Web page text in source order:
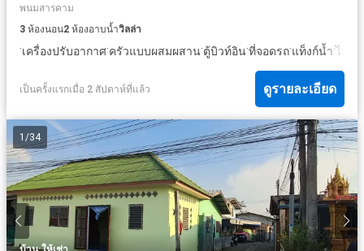
พนมสารคาม
3 ห้องนอน2 ห้องอาบน้ำวิลล่า
·เครื่องปรับอากาศ·ครัวแบบผสมผสาน·ตู้บิวท์อิน·ที่จอดรถ·แท็งก์น้ำ·ไฟฟ้า
เป็นครั้งแรกเมื่อ 2 สัปดาห์ที่แล้ว ดูรายละเอียด
1 /34